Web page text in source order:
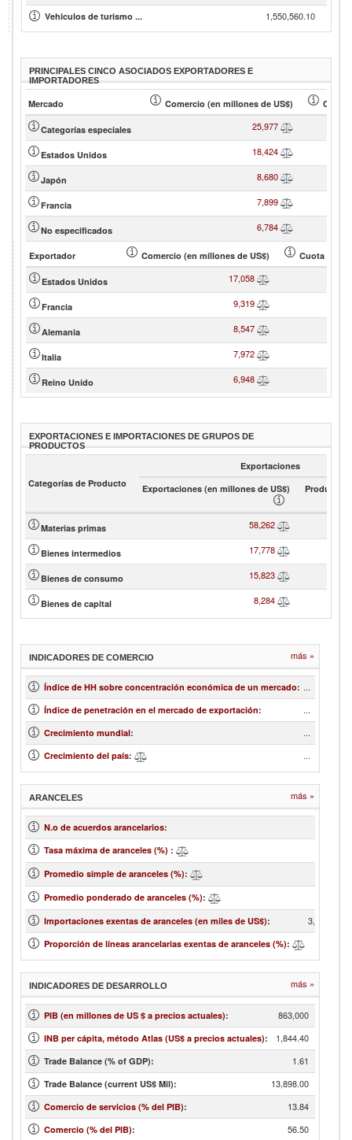
Vehiculos de turismo ... 1,550,560.10
PRINCIPALES CINCO ASOCIADOS EXPORTADORES E
IMPORTADORES
Mercado Comercio (en millones de US$) Cuota
Categorías especiales 25,977
Estados Unidos 18,424
Japón 8,680
Francia 7,899
No especificados 6,784
Exportador Comercio (en millones de US$) Cuota de
Estados Unidos 17,058
Francia 9,319
Alemania 8,547
Italia 7,972
Reino Unido 6,948
EXPORTACIONES E IMPORTACIONES DE GRUPOS DE
PRODUCTOS
Categorías de Producto
Exportaciones
Exportaciones (en millones de US$)
Product
Materias primas 58,262
Bienes intermedios 17,778
Bienes de consumo 15,823
Bienes de capital 8,284
INDICADORES DE COMERCIO más »
Índice de HH sobre concentración económica de un mercado: ...
Índice de penetración en el mercado de exportación: ...
Crecimiento mundial: ...
Crecimiento del país: ...
ARANCELES más »
N.o de acuerdos arancelarios:
Tasa máxima de aranceles (%) :
Promedio simple de aranceles (%):
Promedio ponderado de aranceles (%):
Importaciones exentas de aranceles (en miles de US$):
Proporción de líneas arancelarias exentas de aranceles (%):
INDICADORES DE DESARROLLO más »
PIB (en millones de US $ a precios actuales): 863,000
INB per cápita, método Atlas (US$ a precios actuales): 1,844.40
Trade Balance (% of GDP): 1.61
Trade Balance (current US$ Mil): 13,898.00
Comercio de servicios (% del PIB): 13.84
Comercio (% del PIB): 56.50